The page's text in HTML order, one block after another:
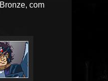
com